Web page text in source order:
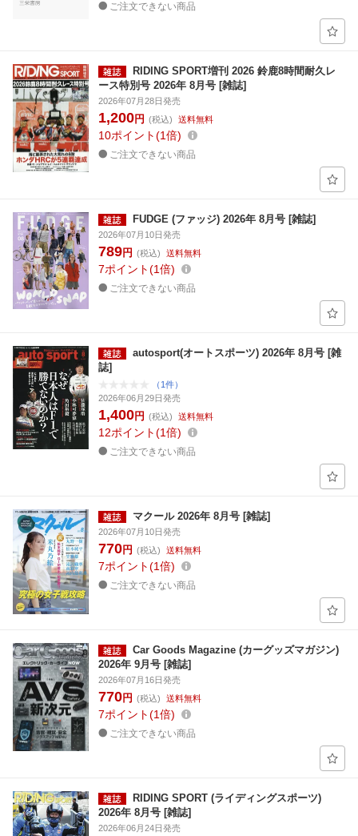
ご注文できない商品
RIDING SPORT増刊 2026 鈴鹿8時間耐久レ
ース特別号 2026年 8月号 [雑誌]
2026年07月28日発売
1,200円 (税込) 送料無料
10ポイント 1倍
ご注文できない商品
FUDGE (ファッジ) 2026年 8月号 [雑誌]
2026年07月10日発売
789円 (税込) 送料無料
7ポイント 1倍
ご注文できない商品
autosport(オートスポーツ) 2026年 8月号 [雑
誌]
（1件）
2026年06月29日発売
1,400円 (税込) 送料無料
12ポイント 1倍
ご注文できない商品
マクール 2026年 8月号 [雑誌]
2026年07月10日発売
770円 (税込) 送料無料
7ポイント 1倍
ご注文できない商品
Car Goods Magazine (カーグッズマガジン)
2026年 9月号 [雑誌]
2026年07月16日発売
770円 (税込) 送料無料
7ポイント 1倍
ご注文できない商品
RIDING SPORT (ライディングスポーツ)
2026年 8月号 [雑誌]
2026年06月24日発売